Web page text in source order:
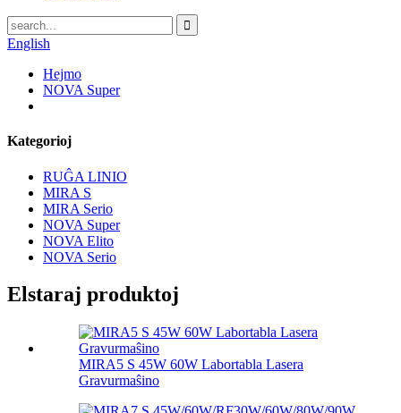
English
Hejmo
NOVA Super
Kategorioj
RUĜA LINIO
MIRA S
MIRA Serio
NOVA Super
NOVA Elito
NOVA Serio
Elstaraj produktoj
MIRA5 S 45W 60W Labortabla Lasera
Gravurmaŝino